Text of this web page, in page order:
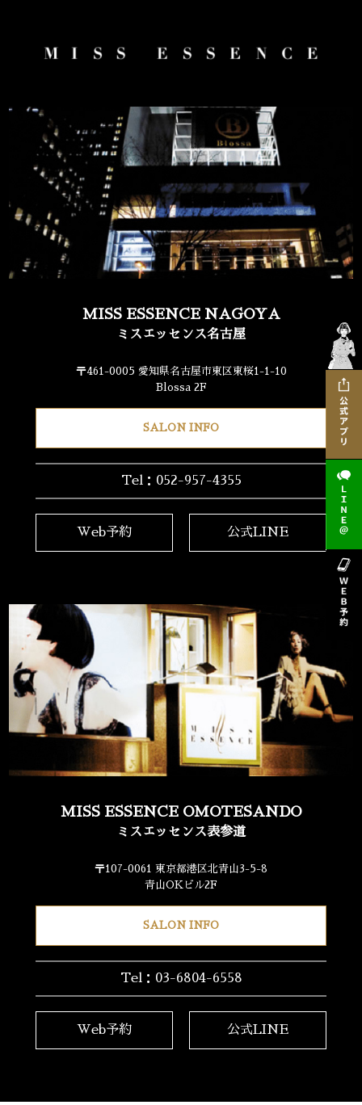
MISS ESSENCE NAGOYA
ミスエッセンス名古屋
〒461-0005 愛知県名古屋市東区東桜1-1-10
Blossa 2F
SALON INFO
Tel：052-957-4355
Web予約 公式LINE
MISS ESSENCE OMOTESANDO
ミスエッセンス表参道
〒107-0061 東京都港区北青山3-5-8
青山OKビル2F
SALON INFO
Tel：03-6804-6558
Web予約 公式LINE